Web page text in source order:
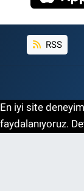
RSS
En iyi site
faydalanıyoruz.